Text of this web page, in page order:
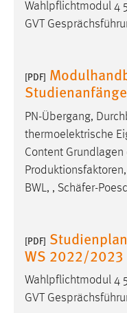
Wahlpflichtmodul 4
GVT
[PDF]
PN-Übergang,
thermoelektrische
Content Grundlagen
BWL, , Schäfer-
[PDF]
WS 2022/2023
Wahlpflichtmodul 4
GVT
Marketing
verwendet, um
Sie tun dies,
hinweg verfolgen.
Google Ads
Zweck:
Cookie Laufzeit: 3
Facebook Pixel